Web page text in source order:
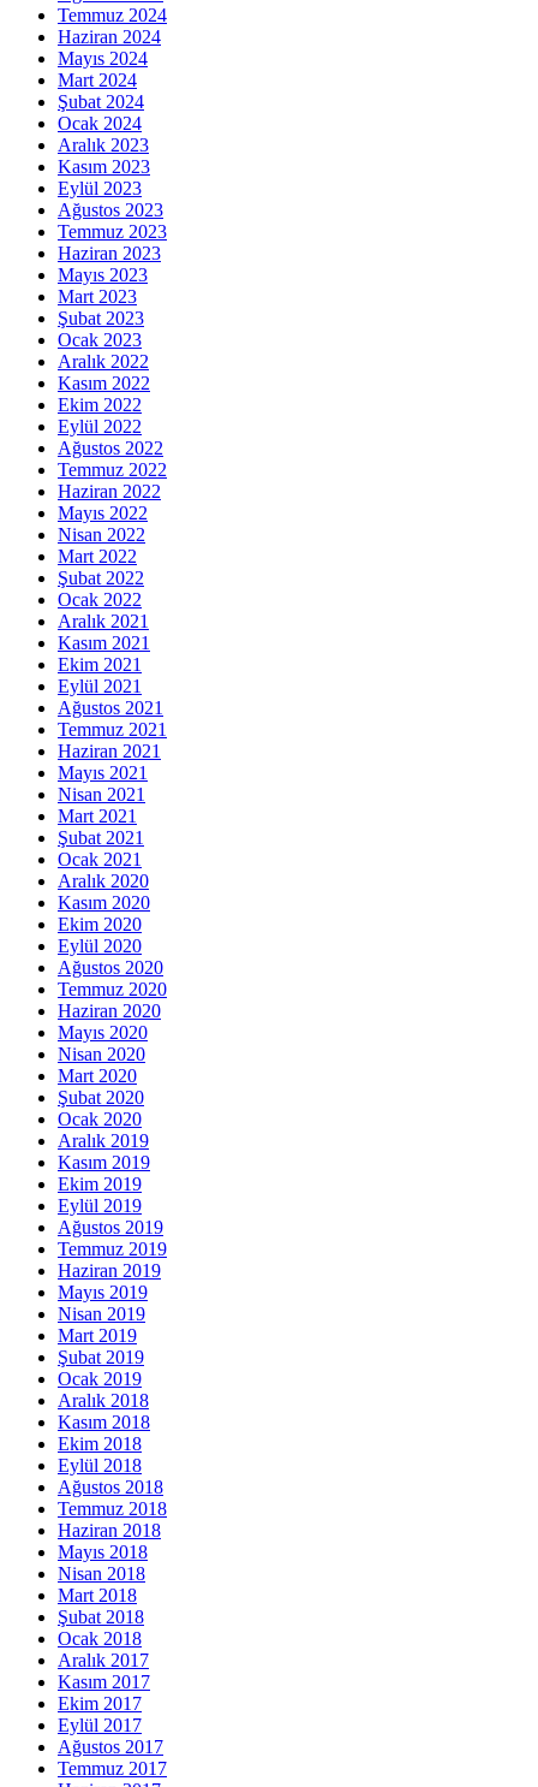
Temmuz 2024
Haziran 2024
Mayıs 2024
Mart 2024
Şubat 2024
Ocak 2024
Aralık 2023
Kasım 2023
Eylül 2023
Ağustos 2023
Temmuz 2023
Haziran 2023
Mayıs 2023
Mart 2023
Şubat 2023
Ocak 2023
Aralık 2022
Kasım 2022
Ekim 2022
Eylül 2022
Ağustos 2022
Temmuz 2022
Haziran 2022
Mayıs 2022
Nisan 2022
Mart 2022
Şubat 2022
Ocak 2022
Aralık 2021
Kasım 2021
Ekim 2021
Eylül 2021
Ağustos 2021
Temmuz 2021
Haziran 2021
Mayıs 2021
Nisan 2021
Mart 2021
Şubat 2021
Ocak 2021
Aralık 2020
Kasım 2020
Ekim 2020
Eylül 2020
Ağustos 2020
Temmuz 2020
Haziran 2020
Mayıs 2020
Nisan 2020
Mart 2020
Şubat 2020
Ocak 2020
Aralık 2019
Kasım 2019
Ekim 2019
Eylül 2019
Ağustos 2019
Temmuz 2019
Haziran 2019
Mayıs 2019
Nisan 2019
Mart 2019
Şubat 2019
Ocak 2019
Aralık 2018
Kasım 2018
Ekim 2018
Eylül 2018
Ağustos 2018
Temmuz 2018
Haziran 2018
Mayıs 2018
Nisan 2018
Mart 2018
Şubat 2018
Ocak 2018
Aralık 2017
Kasım 2017
Ekim 2017
Eylül 2017
Ağustos 2017
Temmuz 2017